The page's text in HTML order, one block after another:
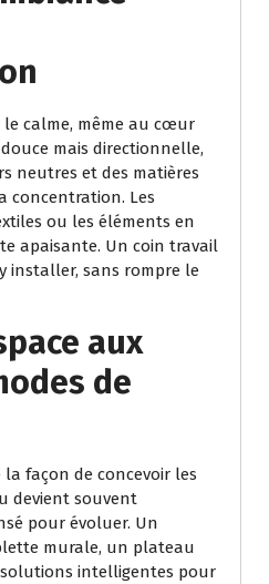
calme, même au cœur
mais directionnelle,
neutres et des matières
concentration. Les
ou les éléments en
apaisante. Un coin travail
installer, sans rompre le
aux
de
façon de concevoir les
devient souvent
pour évoluer. Un
murale, un plateau
intelligentes pour